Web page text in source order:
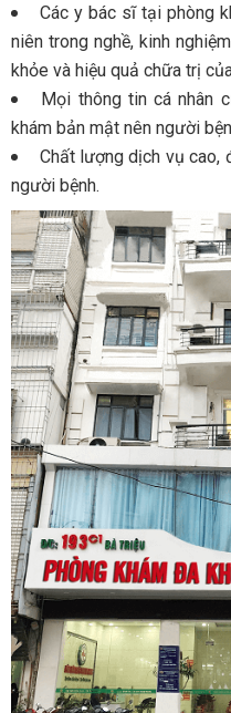
Các y bác sĩ tại phòng
niên trong nghề, kinh
khỏe và hiệu quả chữa trị
Mọi thông tin cá nhân
khám bản mật nên người
Chất lượng dịch vụ cao,
người bệnh.